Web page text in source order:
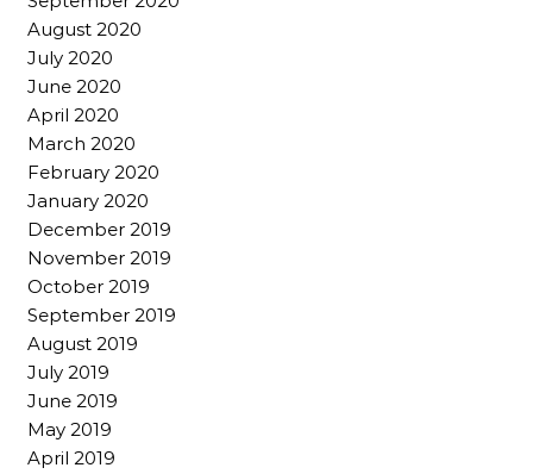
August 2020
July 2020
June 2020
April 2020
March 2020
February 2020
January 2020
December 2019
November 2019
October 2019
September 2019
August 2019
July 2019
June 2019
May 2019
April 2019